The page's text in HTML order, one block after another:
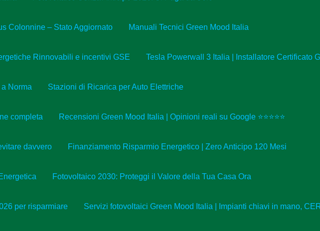
Colonnine – Stato Aggiornato Manuali Tecnici Green Mood Italia
Rinnovabili e incentivi GSE Tesla Powerwall 3 Italia | Installatore Certificato
Norma Stazioni di Ricarica per Auto Elettriche
completa Recensioni Green Mood Italia | Opinioni reali su Google ⭐⭐⭐⭐⭐
davvero Finanziamento Risparmio Energetico | Zero Anticipo 120 Mesi
Fotovoltaico 2030: Proteggi il Valore della Tua Casa Ora
per risparmiare Servizi fotovoltaici Green Mood Italia | Impianti chiavi in mano,